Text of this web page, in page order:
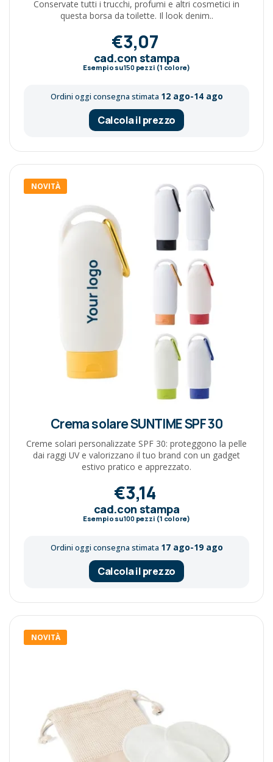
Conservate tutti i trucchi, profumi e altri cosmetici in
questa borsa da toilette. Il look denim..
€3,07
cad.con stampa
Esempio su150pezzi (1 colore)
Ordini oggi consegna stimata 12 ago-14 ago
Calcola il prezzo
NOVITÀ
Crema solare SUNTIME SPF 30
Creme solari personalizzate SPF 30: proteggono la pelle
dai raggi UV e valorizzano il tuo brand con un gadget
estivo pratico e apprezzato.
€3,14
cad.con stampa
Esempio su100pezzi (1 colore)
Ordini oggi consegna stimata 17 ago-19 ago
Calcola il prezzo
NOVITÀ